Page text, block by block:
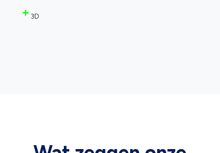
3D